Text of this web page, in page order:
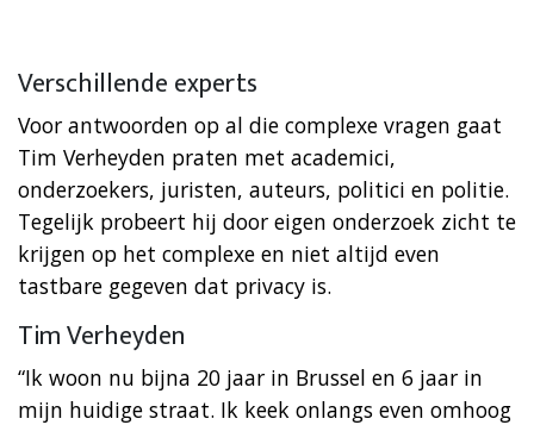
Verschillende experts
Voor antwoorden op al die complexe vragen gaat
Tim Verheyden praten met academici,
onderzoekers, juristen, auteurs, politici en politie.
Tegelijk probeert hij door eigen onderzoek zicht te
krijgen op het complexe en niet altijd even
tastbare gegeven dat privacy is.
Tim Verheyden
“Ik woon nu bijna 20 jaar in Brussel en 6 jaar in
mijn huidige straat. Ik keek onlangs even omhoog